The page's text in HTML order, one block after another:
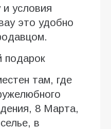
и условия
это удобно
подарок
там, где
8 Марта,
в